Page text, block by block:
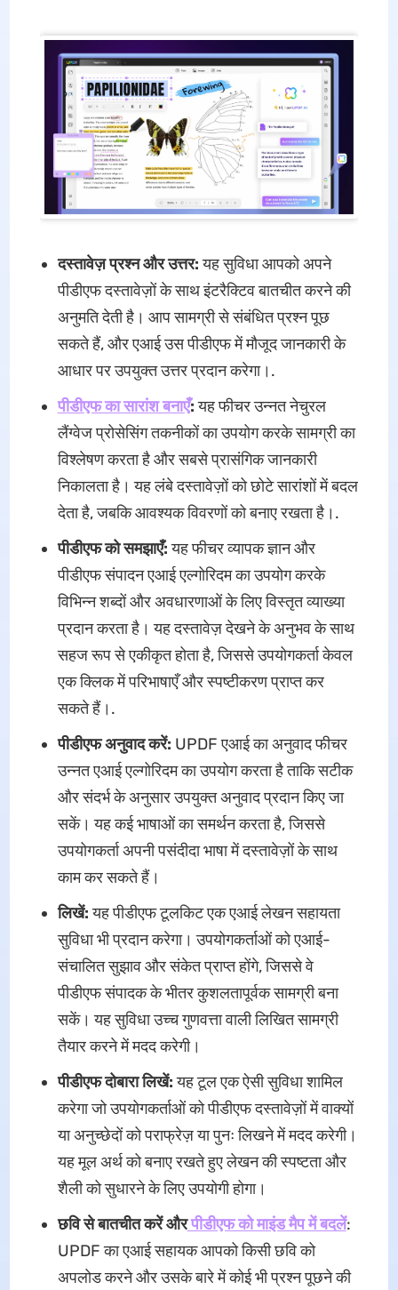
दस्तावेज़ प्रश्न और उत्तर:यह सुविधा आपको अपने
पीडीएफ दस्तावेज़ों के साथ इंटरैक्टिव बातचीत करने की
अनुमति देती है। आप सामग्री से संबंधित प्रश्न पूछ
सकते हैं, और एआई उस पीडीएफ में मौजूद जानकारी के
आधार पर उपयुक्त उत्तर प्रदान करेगा।.
पीडीएफ का सारांश बनाएँ:यह फीचर उन्नत नेचुरल
लैंग्वेज प्रोसेसिंग तकनीकों का उपयोग करके सामग्री का
विश्लेषण करता है और सबसे प्रासंगिक जानकारी
निकालता है। यह लंबे दस्तावेज़ों को छोटे सारांशों में बदल
देता है, जबकि आवश्यक विवरणों को बनाए रखता है।.
पीडीएफ को समझाएँ:यह फीचर व्यापक ज्ञान और
पीडीएफ संपादन एआई एल्गोरिदम का उपयोग करके
विभिन्न शब्दों और अवधारणाओं के लिए विस्तृत व्याख्या
प्रदान करता है। यह दस्तावेज़ देखने के अनुभव के साथ
सहज रूप से एकीकृत होता है, जिससे उपयोगकर्ता केवल
एक क्लिक में परिभाषाएँ और स्पष्टीकरण प्राप्त कर
सकते हैं।.
पीडीएफ अनुवाद करें: UPDF एआई का अनुवाद फीचर
उन्नत एआई एल्गोरिदम का उपयोग करता है ताकि सटीक
और संदर्भ के अनुसार उपयुक्त अनुवाद प्रदान किए जा
सकें। यह कई भाषाओं का समर्थन करता है, जिससे
उपयोगकर्ता अपनी पसंदीदा भाषा में दस्तावेज़ों के साथ
काम कर सकते हैं।
लिखें:यह पीडीएफ टूलकिट एक एआई लेखन सहायता
सुविधा भी प्रदान करेगा। उपयोगकर्ताओं को एआई-
संचालित सुझाव और संकेत प्राप्त होंगे, जिससे वे
पीडीएफ संपादक के भीतर कुशलतापूर्वक सामग्री बना
सकें। यह सुविधा उच्च गुणवत्ता वाली लिखित सामग्री
तैयार करने में मदद करेगी।
पीडीएफ दोबारा लिखें:यह टूल एक ऐसी सुविधा शामिल
करेगा जो उपयोगकर्ताओं को पीडीएफ दस्तावेज़ों में वाक्यों
या अनुच्छेदों को पराफ्रेज़ या पुनः लिखने में मदद करेगी।
यह मूल अर्थ को बनाए रखते हुए लेखन की स्पष्टता और
शैली को सुधारने के लिए उपयोगी होगा।
छवि से बातचीत करें औरपीडीएफ को माइंड मैप में बदलें:
UPDF का एआई सहायक आपको किसी छवि को
अपलोड करने और उसके बारे में कोई भी प्रश्न पूछने की